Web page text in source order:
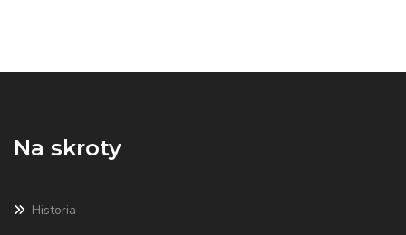
Na skroty
Historia